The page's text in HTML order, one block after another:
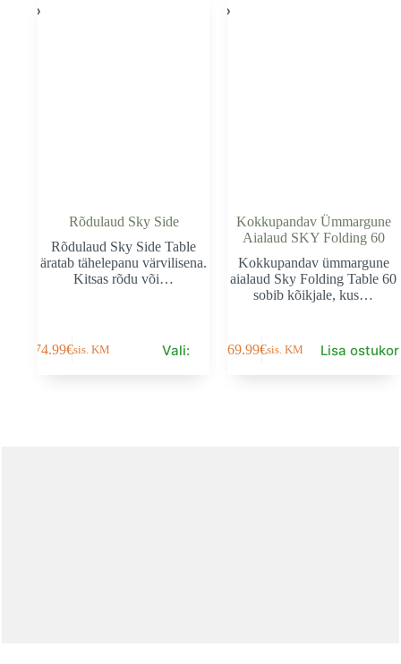
options
Rõdulaud Sky Side
Rõdulaud Sky Side Table
äratab tähelepanu värvilisena.
Kitsas rõdu või…
74.99€sis. KM Vali:
product
Kokkupandav Ümmargune
Aialaud SKY Folding 60
Kokkupandav ümmargune
aialaud Sky Folding Table 60
sobib kõikjale, kus…
169.99€sis. KM Lisa